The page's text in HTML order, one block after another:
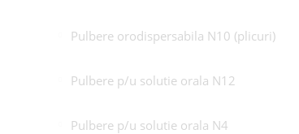
Pulbere orodispersabila N10 (plicuri)
Pulbere p/u solutie orala N12
Pulbere p/u solutie orala N4